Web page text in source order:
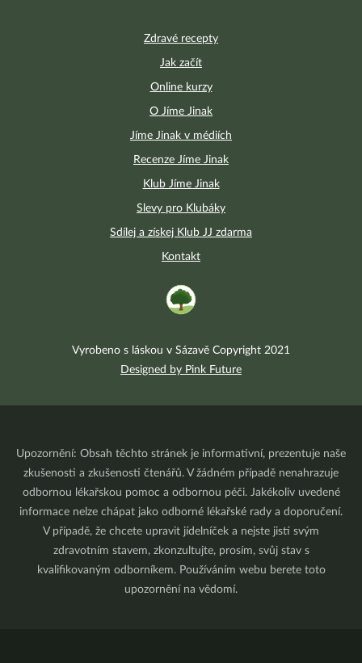
Zdravé recepty
Jak začít
Online kurzy
O Jíme Jinak
Jíme Jinak v médiích
Recenze Jíme Jinak
Klub Jíme Jinak
Slevy pro Klubáky
Sdílej a získej Klub JJ zdarma
Kontakt
Vyrobeno s láskou v Sázavě Copyright 2021
Designed by Pink Future
Upozornění: Obsah těchto stránek je informativní, prezentuje naše
zkušenosti a zkušenosti čtenářů. V žádném případě nenahrazuje
odbornou lékařskou pomoc a odbornou péči. Jakékoliv uvedené
informace nelze chápat jako odborné lékařské rady a doporučení.
V případě, že chcete upravit jídelníček a nejste jistí svým
zdravotním stavem, zkonzultujte, prosím, svůj stav s
kvalifikovaným odborníkem. Používáním webu berete toto
upozornění na vědomí.